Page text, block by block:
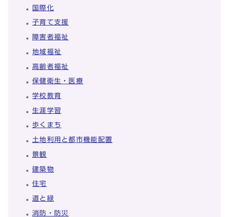
国際化
子育て支援
障害者福祉
地域福祉
高齢者福祉
保健衛生・医療
学校教育
生涯学習
歩くまち
土地利用と都市機能配置
景観
建築物
住宅
道と緑
消防・防災